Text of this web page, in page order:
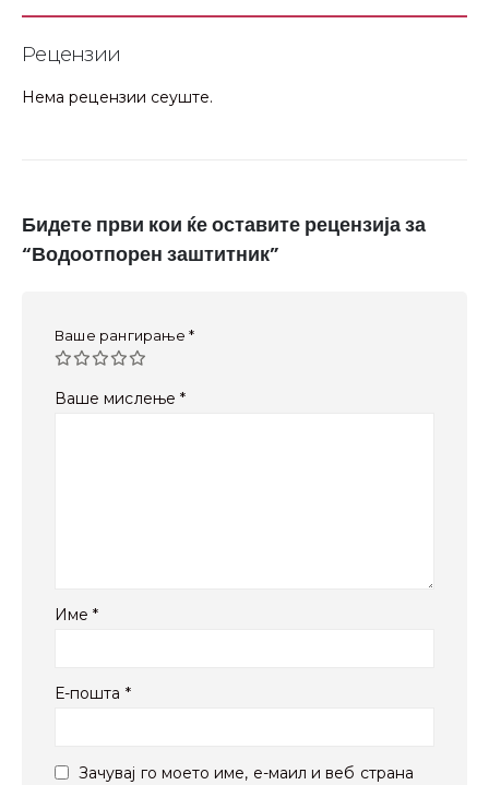
Рецензии
Нема рецензии сеуште.
Бидете први кои ќе оставите рецензија за
“Водоотпорен заштитник”
Ваше рангирање *
Ваше мислење *
Име*
Е-пошта *
Зачувај го моето име, е-маил и веб страна